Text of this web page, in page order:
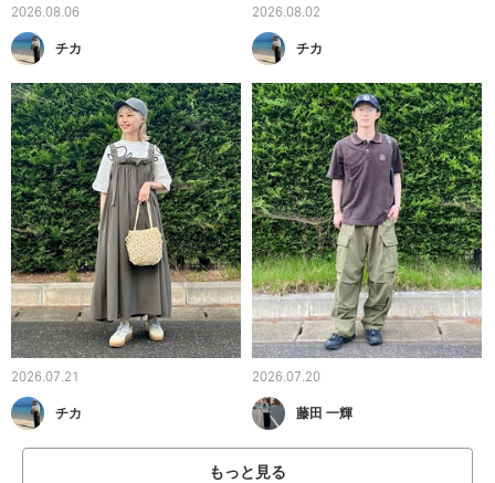
2026.08.06
チカ
2026.08.02
チカ
2026.07.21
チカ
2026.07.20
藤田 一輝
もっと見る